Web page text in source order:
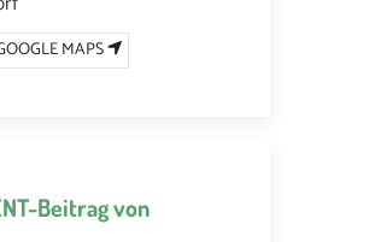
MAPS
-Beitrag von